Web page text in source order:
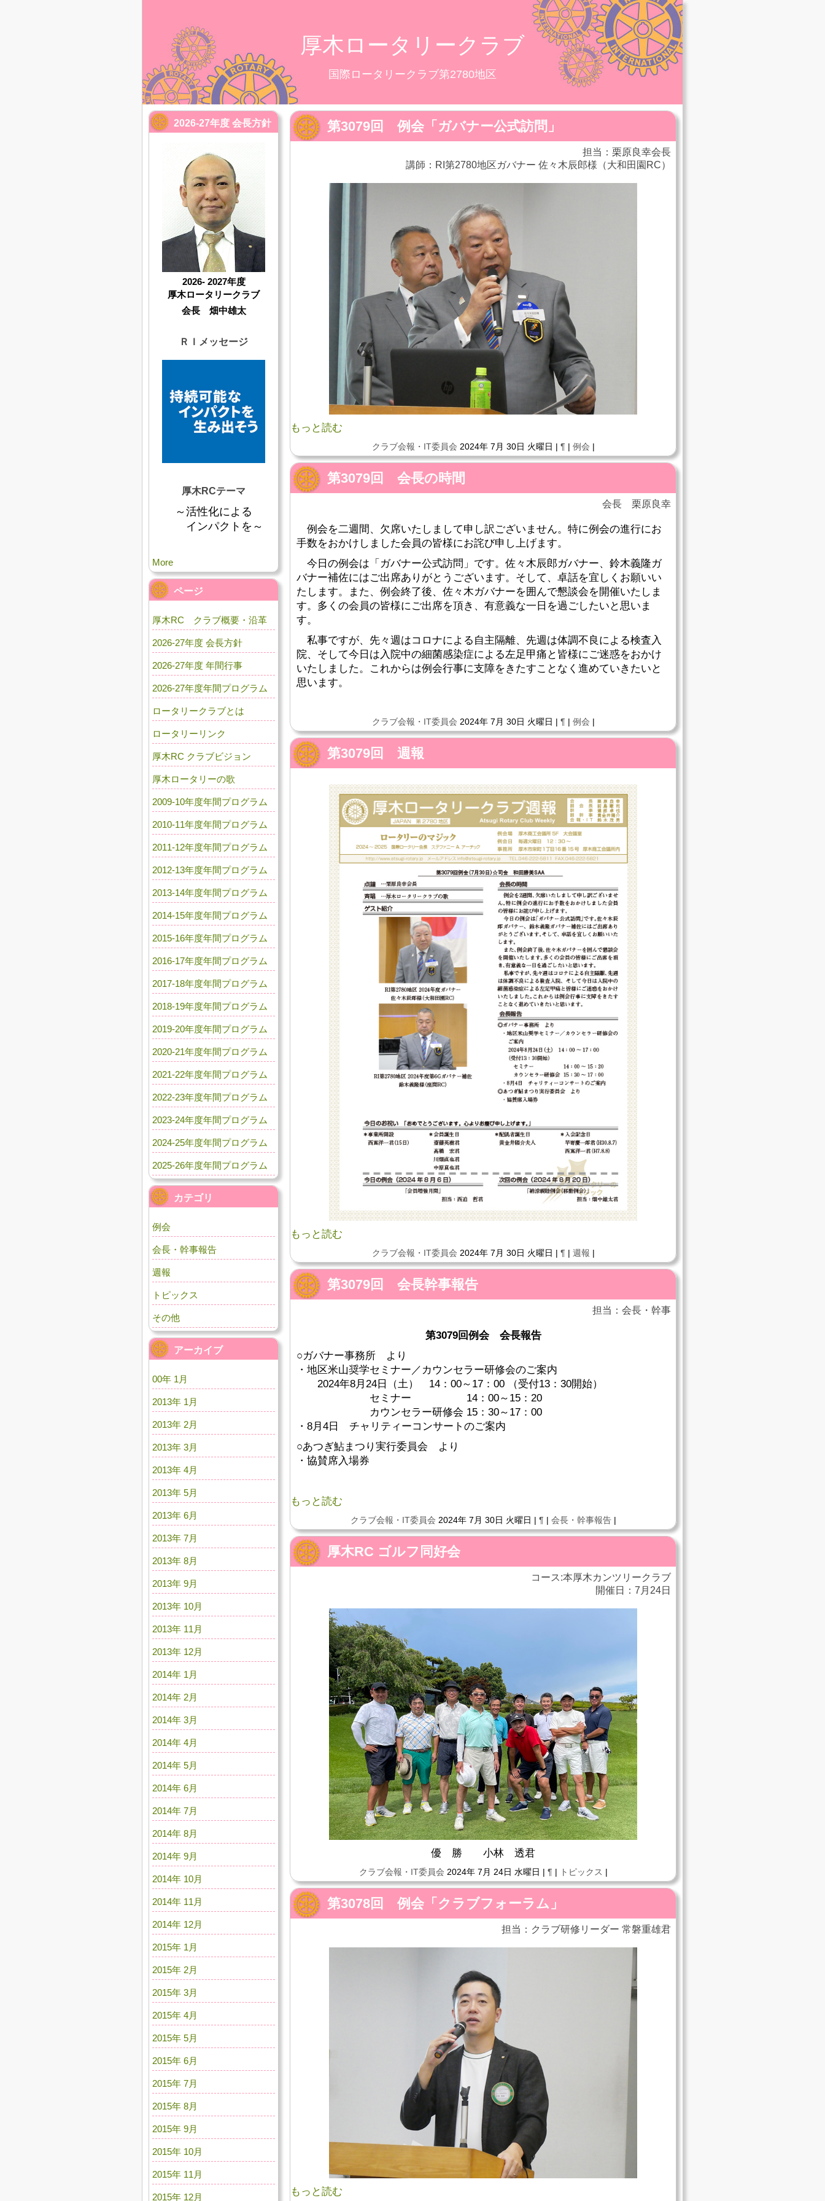
厚木ロータリークラブ
国際ロータリークラブ第2780地区
第3079回 例会「ガバナー公式訪問」
担当：栗原良幸会長
講師：RI第2780地区ガバナー 佐々木辰郎様（大和田園RC）
もっと読む
クラブ会報・IT委員会 2024年 7月 30日 火曜日 | ¶ | 例会 |
第3079回 会長の時間
会長 栗原良幸
例会を二週間、欠席いたしまして申し訳ございません。特に例会の進行にお
手数をおかけしました会員の皆様にお詫び申し上げます。
今日の例会は「ガバナー公式訪問」です。佐々木辰郎ガバナー、鈴木義隆ガ
バナー補佐にはご出席ありがとうございます。そして、卓話を宜しくお願いい
たします。また、例会終了後、佐々木ガバナーを囲んで懇談会を開催いたしま
す。多くの会員の皆様にご出席を頂き、有意義な一日を過ごしたいと思いま
す。
私事ですが、先々週はコロナによる自主隔離、先週は体調不良による検査入
院、そして今日は入院中の細菌感染症による左足甲痛と皆様にご迷惑をおかけ
いたしました。これからは例会行事に支障をきたすことなく進めていきたいと
思います。
クラブ会報・IT委員会 2024年 7月 30日 火曜日 | ¶ | 例会 |
第3079回 週報
もっと読む
クラブ会報・IT委員会 2024年 7月 30日 火曜日 | ¶ | 週報 |
第3079回 会長幹事報告
担当：会長・幹事
第3079回例会 会長報告
○ガバナー事務所 より
・地区米山奨学セミナー／カウンセラー研修会のご案内
2024年8月24日（土） 14：00～17：00 （受付13：30開始）
セミナー 14：00～15：20
カウンセラー研修会 15：30～17：00
・8月4日 チャリティーコンサートのご案内
○あつぎ鮎まつり実行委員会 より
・協賛席入場券
もっと読む
クラブ会報・IT委員会 2024年 7月 30日 火曜日 | ¶ | 会長・幹事報告|
厚木RC ゴルフ同好会
コース:本厚木カンツリークラブ
開催日：7月24日
優 勝 小林 透君
クラブ会報・IT委員会 2024年 7月 24日 水曜日 | ¶ | トピックス |
第3078回 例会「クラブフォーラム」
担当：クラブ研修リーダー 常磐重雄君
もっと読む
2026-27年度 会長方針
2026- 2027年度
厚木ロータリークラブ
会長 畑中雄太
ＲＩメッセージ
厚木RCテーマ
～活性化による
インパクトを～
More
ページ
厚木RC クラブ概要・沿革
2026-27年度 会長方針
2026-27年度 年間行事
2026-27年度年間プログラム
ロータリークラブとは
ロータリーリンク
厚木RC クラブビジョン
厚木ロータリーの歌
2009-10年度年間プログラム
2010-11年度年間プログラム
2011-12年度年間プログラム
2012-13年度年間プログラム
2013-14年度年間プログラム
2014-15年度年間プログラム
2015-16年度年間プログラム
2016-17年度年間プログラム
2017-18年度年間プログラム
2018-19年度年間プログラム
2019-20年度年間プログラム
2020-21年度年間プログラム
2021-22年度年間プログラム
2022-23年度年間プログラム
2023-24年度年間プログラム
2024-25年度年間プログラム
2025-26年度年間プログラム
カテゴリ
例会
会長・幹事報告
週報
トピックス
その他
アーカイブ
00年 1月
2013年 1月
2013年 2月
2013年 3月
2013年 4月
2013年 5月
2013年 6月
2013年 7月
2013年 8月
2013年 9月
2013年 10月
2013年 11月
2013年 12月
2014年 1月
2014年 2月
2014年 3月
2014年 4月
2014年 5月
2014年 6月
2014年 7月
2014年 8月
2014年 9月
2014年 10月
2014年 11月
2014年 12月
2015年 1月
2015年 2月
2015年 3月
2015年 4月
2015年 5月
2015年 6月
2015年 7月
2015年 8月
2015年 9月
2015年 10月
2015年 11月
2015年 12月